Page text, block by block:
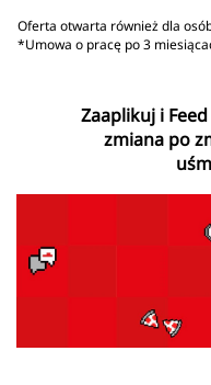
Oferta otwarta również dla
*Umowa o pracę po 3
Zaaplikuj i
zmiana po